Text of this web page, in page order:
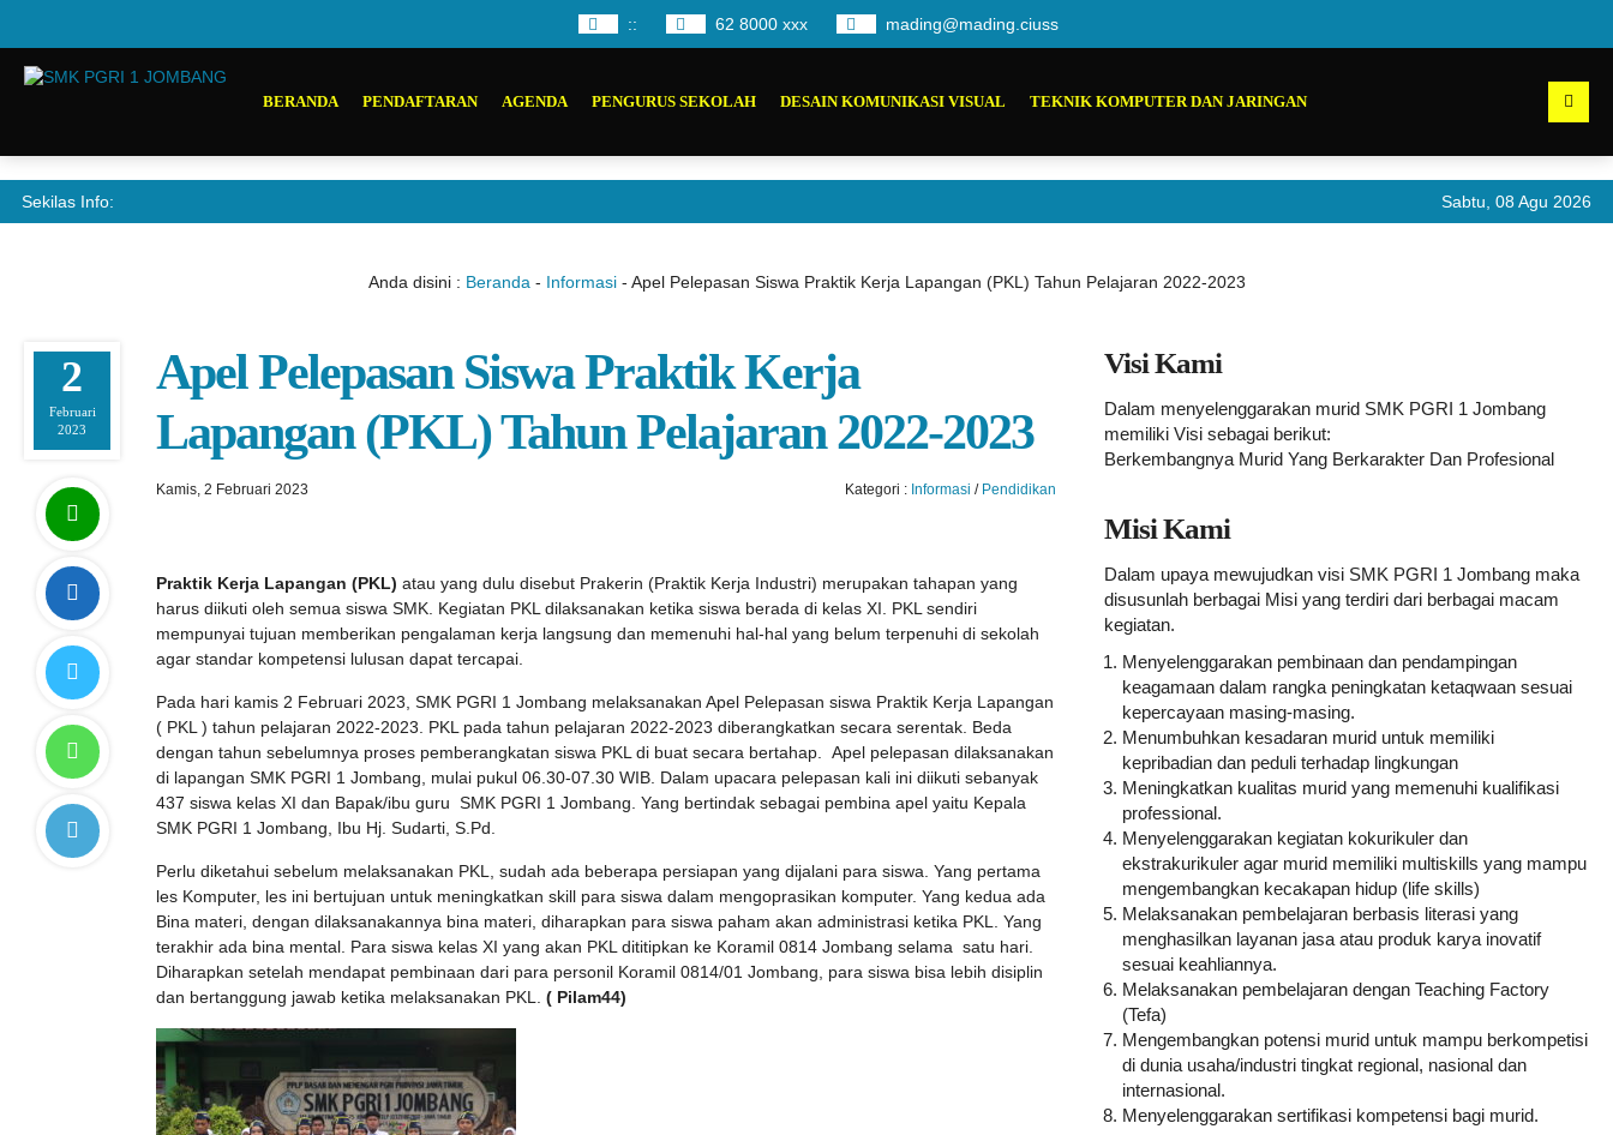
:: 62 8000 xxx mading@mading.ciuss
BERANDA PENDAFTARAN AGENDA PENGURUS SEKOLAH DESAIN KOMUNIKASI VISUAL TEKNIK KOMPUTER DAN JARINGAN
Sekilas Info: Sabtu, 08 Agu 2026
Anda disini : Beranda - Informasi- Apel Pelepasan Siswa Praktik Kerja Lapangan (PKL) Tahun Pelajaran 2022-2023
2
Februari
2023
Apel Pelepasan Siswa Praktik Kerja
Lapangan (PKL) Tahun Pelajaran 2022-2023
Kamis, 2 Februari 2023 Kategori : Informasi / Pendidikan
Praktik Kerja Lapangan (PKL) atau yang dulu disebut Prakerin (Praktik Kerja Industri) merupakan tahapan yang
harus diikuti oleh semua siswa SMK. Kegiatan PKL dilaksanakan ketika siswa berada di kelas XI. PKL sendiri
mempunyai tujuan memberikan pengalaman kerja langsung dan memenuhi hal-hal yang belum terpenuhi di sekolah
agar standar kompetensi lulusan dapat tercapai.
Pada hari kamis 2 Februari 2023, SMK PGRI 1 Jombang melaksanakan Apel Pelepasan siswa Praktik Kerja Lapangan
( PKL ) tahun pelajaran 2022-2023. PKL pada tahun pelajaran 2022-2023 diberangkatkan secara serentak. Beda
dengan tahun sebelumnya proses pemberangkatan siswa PKL di buat secara bertahap. Apel pelepasan dilaksanakan
di lapangan SMK PGRI 1 Jombang, mulai pukul 06.30-07.30 WIB. Dalam upacara pelepasan kali ini diikuti sebanyak
437 siswa kelas XI dan Bapak/ibu guru SMK PGRI 1 Jombang. Yang bertindak sebagai pembina apel yaitu Kepala
SMK PGRI 1 Jombang, Ibu Hj. Sudarti, S.Pd.
Perlu diketahui sebelum melaksanakan PKL, sudah ada beberapa persiapan yang dijalani para siswa. Yang pertama
les Komputer, les ini bertujuan untuk meningkatkan skill para siswa dalam mengoprasikan komputer. Yang kedua ada
Bina materi, dengan dilaksanakannya bina materi, diharapkan para siswa paham akan administrasi ketika PKL. Yang
terakhir ada bina mental. Para siswa kelas XI yang akan PKL dititipkan ke Koramil 0814 Jombang selama satu hari.
Diharapkan setelah mendapat pembinaan dari para personil Koramil 0814/01 Jombang, para siswa bisa lebih disiplin
dan bertanggung jawab ketika melaksanakan PKL. ( Pilam44)
Visi Kami
Dalam menyelenggarakan murid SMK PGRI 1 Jombang
memiliki Visi sebagai berikut:
Berkembangnya Murid Yang Berkarakter Dan Profesional
Misi Kami
Dalam upaya mewujudkan visi SMK PGRI 1 Jombang maka
disusunlah berbagai Misi yang terdiri dari berbagai macam
kegiatan.
Menyelenggarakan pembinaan dan pendampingan
keagamaan dalam rangka peningkatan ketaqwaan sesuai
kepercayaan masing-masing.
Menumbuhkan kesadaran murid untuk memiliki
kepribadian dan peduli terhadap lingkungan
Meningkatkan kualitas murid yang memenuhi kualifikasi
professional.
Menyelenggarakan kegiatan kokurikuler dan
ekstrakurikuler agar murid memiliki multiskills yang mampu
mengembangkan kecakapan hidup (life skills)
Melaksanakan pembelajaran berbasis literasi yang
menghasilkan layanan jasa atau produk karya inovatif
sesuai keahliannya.
Melaksanakan pembelajaran dengan Teaching Factory
(Tefa)
Mengembangkan potensi murid untuk mampu berkompetisi
di dunia usaha/industri tingkat regional, nasional dan
internasional.
Menyelenggarakan sertifikasi kompetensi bagi murid.